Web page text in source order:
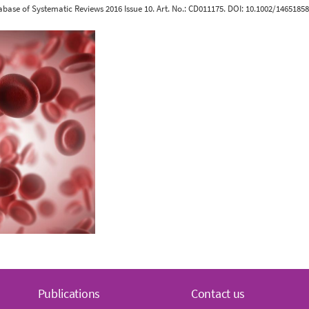
of Systematic Reviews 2016 Issue 10. Art. No.: CD011175. DOI: 10.1002/
Publications Contact us